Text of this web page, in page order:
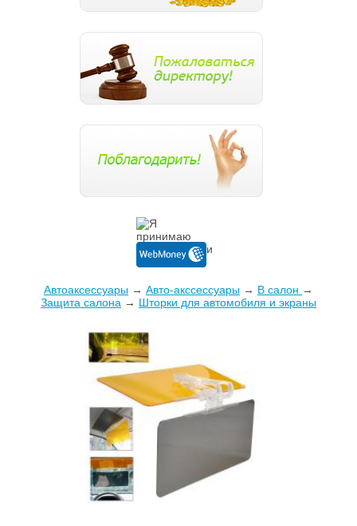
Автоаксессуары→ Авто-акссессуары→ В салон →
Защита салона → Шторки для автомобиля и экраны